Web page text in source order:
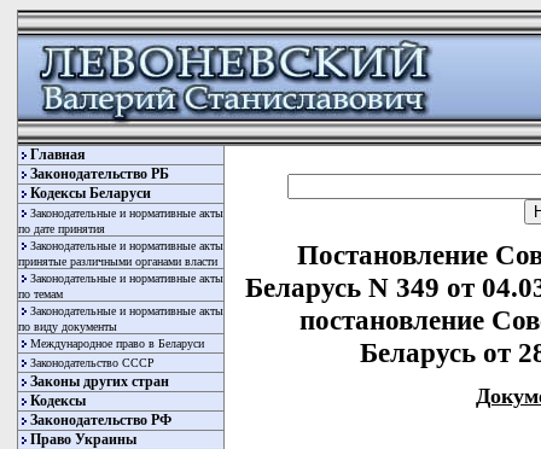
Главная
Законодательство РБ
Кодексы Беларуси
Законодательные и нормативные акты
по дате принятия
Законодательные и нормативные акты
принятые различными органами власти
Законодательные и нормативные акты
по темам
Законодательные и нормативные акты
по виду документы
Международное право в Беларуси
Законодательство СССР
Законы других стран
Кодексы
Законодательство РФ
Право Украины
Постановление
Беларусь N 349 от
постановление
Беларусь от